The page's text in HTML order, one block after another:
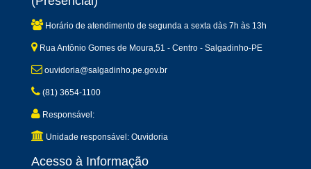
Horário de atendimento de segunda a sexta dàs 7h às 13h
Rua Antônio Gomes de Moura,51 - Centro - Salgadinho-PE
ouvidoria@salgadinho.pe.gov.br
(81) 3654-1100
Responsável:
Unidade responsável: Ouvidoria
Acesso à Informação